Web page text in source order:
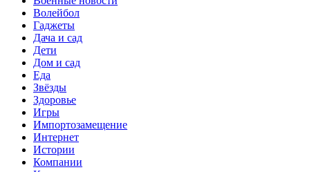
Волейбол
Гаджеты
Дача и сад
Дети
Дом и сад
Еда
Звёзды
Здоровье
Игры
Импортозамещение
Интернет
Истории
Компании